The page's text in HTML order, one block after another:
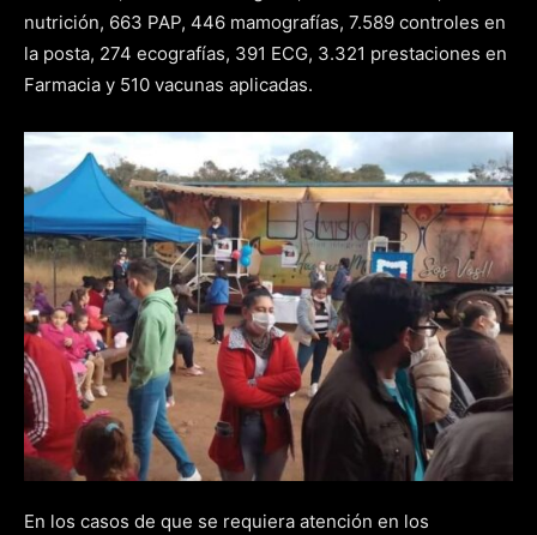
nutrición, 663 PAP, 446 mamografías, 7.589 controles en
la posta, 274 ecografías, 391 ECG, 3.321 prestaciones en
Farmacia y 510 vacunas aplicadas.
En los casos de que se requiera atención en los